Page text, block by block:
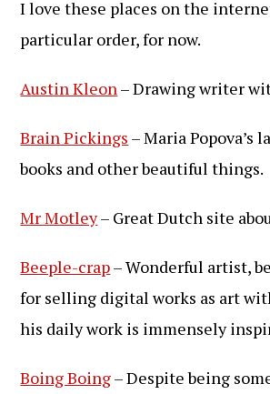
I love these places on the
particular order, for now.
Austin Kleon– Drawing writer
Brain Pickings – Maria Popova’s
books and other beautiful things.
Mr Motley– Great Dutch site
Beeple-crap– Wonderful artist,
for selling digital works as art
his daily work is immensely
Boing Boing– Despite being